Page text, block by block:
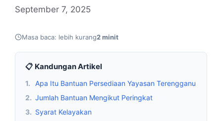
September 7, 2025
Masa baca: lebih kurang2 minit
📋 Kandungan Artikel
1.
Apa Itu Bantuan Persediaan Yayasan Terengganu
2. Jumlah Bantuan Mengikut Peringkat
3. Syarat Kelayakan